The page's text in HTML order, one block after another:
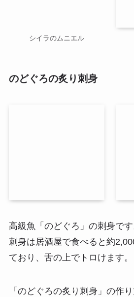
シイラのムニエル
のどぐろの炙り刺身
高級魚「のどぐろ」の刺身です
刺身は居酒屋で食べると約
ており、舌の上でトロけます。
「のどぐろの炙り刺身」の作